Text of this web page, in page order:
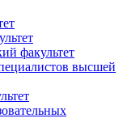
факультет
высшей